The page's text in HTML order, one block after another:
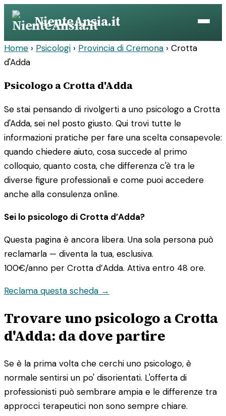
Vai
contenuto
NienteAnsia.it
Home › Psicologi › Provincia di Cremona › Crotta
d'Adda
Psicologo a Crotta d'Adda
Se stai pensando di rivolgerti a uno psicologo a Crotta
d'Adda, sei nel posto giusto. Qui trovi tutte le
informazioni pratiche per fare una scelta consapevole:
quando chiedere aiuto, cosa succede al primo
colloquio, quanto costa, che differenza c'è tra le
diverse figure professionali e come puoi accedere
anche alla consulenza online.
Sei lo psicologo di Crotta d’Adda?
Questa pagina è ancora libera. Una sola persona può
reclamarla — diventa la tua, esclusiva.
100€/anno per Crotta d’Adda. Attiva entro 48 ore.
Reclama questa scheda →
Trovare uno psicologo a Crotta
d'Adda: da dove partire
Se è la prima volta che cerchi uno psicologo, è
normale sentirsi un po' disorientati. L'offerta di
professionisti può sembrare ampia e le differenze tra
approcci terapeutici non sono sempre chiare.